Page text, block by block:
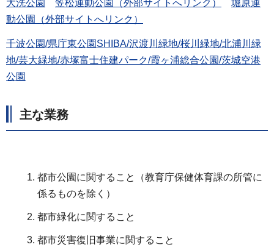
大洗公園 笠松運動公園（外部サイトへリンク）
堀原運
動公園（外部サイトへリンク）
千波公園/県庁東公園SHIBA/沢渡川緑地/桜川緑地/北浦川緑
地/芸大緑地/赤塚富士住建パーク/霞ヶ浦総合公園/茨城空港
公園
主な業務
都市公園に関すること（教育庁保健体育課の所管に
係るものを除く）
都市緑化に関すること
都市災害復旧事業に関すること